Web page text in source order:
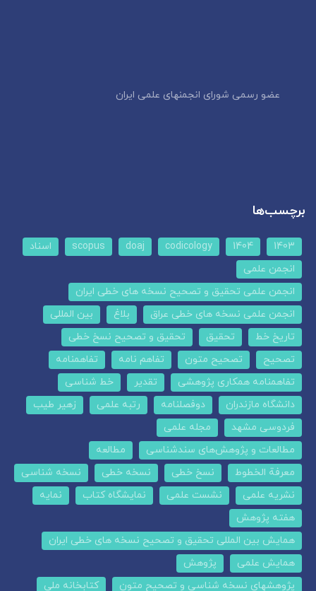
عضو رسمی شورای انجمنهای علمی ایران
برچسب‌ها
1403
1404
codicology
doaj
scopus
اسناد
انجمن علمی
انجمن علمی تحقیق و تصحیح نسخه های خطی ایران
انجمن علمی نسخه های خطی عراق
بلاغ
بین المللی
تاریخ خط
تحقیق
تحقیق و تصحیح نسخ خطی
تصحیح
تصحیح متون تفاهم نامه
تفاهمنامه
تفاهمنامه همکاری پژوهشی
تقدیر
خط شناسی
دانشگاه مازندران
دوفصلنامه رتبه علمی
زهیر طیب
فردوسی مشهد
مجله علمی
مطالعات و پژوهش‌های سندشناسی
مطالعه
معرفة الخطوط
نسخ خطی نسخه خطی
نسخه شناسی
نشریه علمی
نشست علمی نمایشگاه کتاب
نمایه
هفته پژوهش
همایش بین المللی تحقیق و تصحیح نسخه های خطی ایران
همایش علمی
پژوهش
پژوهشهای نسخه شناسی و تصحیح متون
کتابخانه ملی